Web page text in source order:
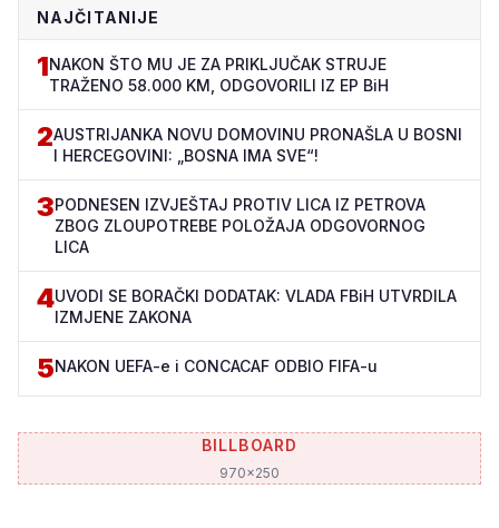
NAJČITANIJE
1NAKON ŠTO MU JE ZA PRIKLJUČAK STRUJE
TRAŽENO 58.000 KM, ODGOVORILI IZ EP BiH
2AUSTRIJANKA NOVU DOMOVINU PRONAŠLA U BOSNI
I HERCEGOVINI: „BOSNA IMA SVE“!
3PODNESEN IZVJEŠTAJ PROTIV LICA IZ PETROVA
ZBOG ZLOUPOTREBE POLOŽAJA ODGOVORNOG
LICA
4UVODI SE BORAČKI DODATAK: VLADA FBiH UTVRDILA
IZMJENE ZAKONA
5NAKON UEFA-e i CONCACAF ODBIO FIFA-u
BILLBOARD
970x250